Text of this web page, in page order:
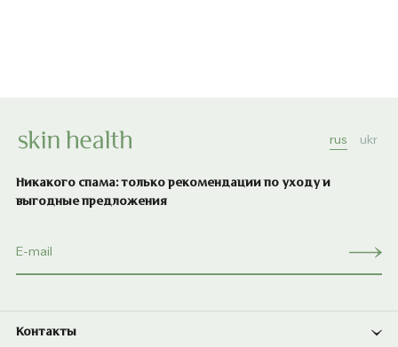
rus ukr
Никакого спама: только рекомендации по уходу и
выгодные предложения
Контакты